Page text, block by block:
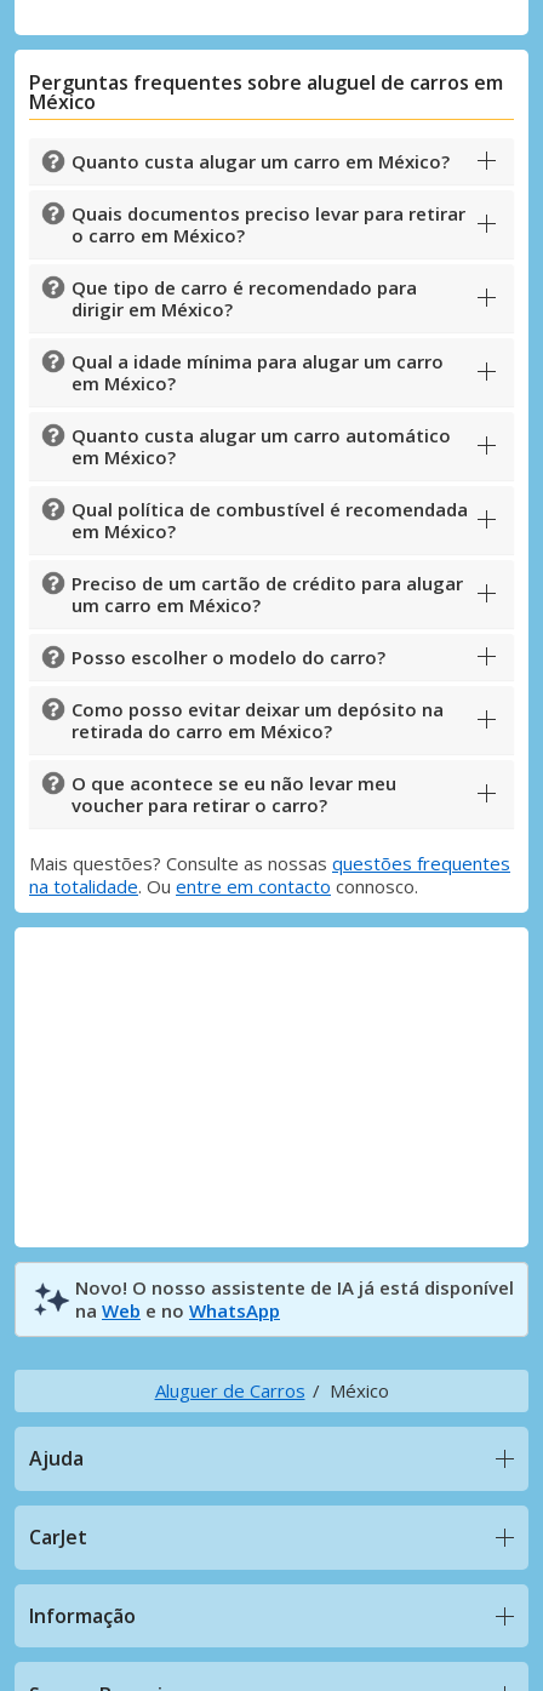
Perguntas frequentes sobre aluguel de carros em
México
Quanto custa alugar um carro em México?
Quais documentos preciso levar para retirar
o carro em México?
Que tipo de carro é recomendado para
dirigir em México?
Qual a idade mínima para alugar um carro
em México?
Quanto custa alugar um carro automático
em México?
Qual política de combustível é recomendada
em México?
Preciso de um cartão de crédito para alugar
um carro em México?
Posso escolher o modelo do carro?
Como posso evitar deixar um depósito na
retirada do carro em México?
O que acontece se eu não levar meu
voucher para retirar o carro?
Mais questões? Consulte as nossas questões frequentes
na totalidade. Ou entre em contacto connosco.
Novo! O nosso assistente de IA já está disponível
na Web e no WhatsApp
Aluguer de Carros México
Ajuda
CarJet
Informação